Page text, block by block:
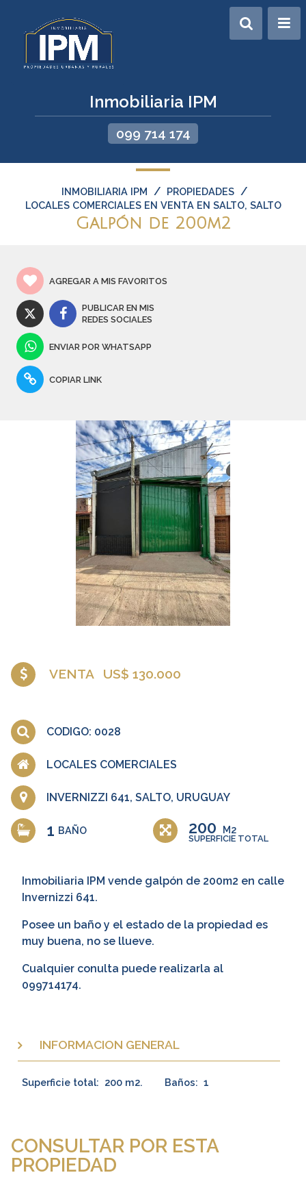
Inmobiliaria IPM
099 714 174
INMOBILIARIA IPM / PROPIEDADES /
LOCALES COMERCIALES EN VENTA EN SALTO, SALTO
Galpón de 200m2
AGREGAR A MIS FAVORITOS
PUBLICAR EN MIS
REDES SOCIALES
ENVIAR POR WHATSAPP
COPIAR LINK
VENTA US$ 130.000
CODIGO: 0028
LOCALES COMERCIALES
INVERNIZZI 641, SALTO, URUGUAY
1 BAÑO 200 M2
SUPERFICIE TOTAL
Inmobiliaria IPM vende galpón de 200m2 en calle
Invernizzi 641.
Posee un baño y el estado de la propiedad es
muy buena, no se llueve.
Cualquier conulta puede realizarla al
099714174.
INFORMACION GENERAL
Superficie total: 200 m2. Baños: 1
CONSULTAR POR ESTA
PROPIEDAD